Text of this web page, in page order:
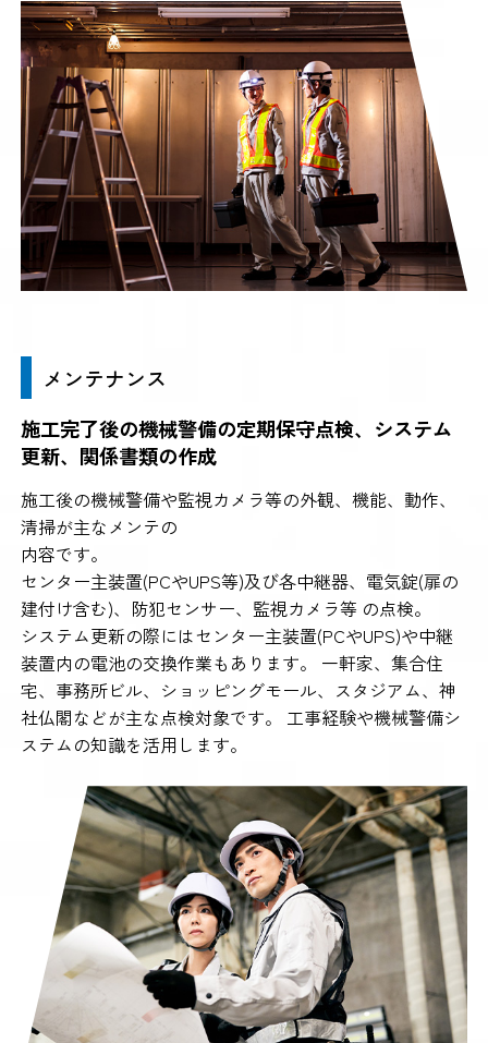
メンテナンス
施工完了後の機械警備の定期保守点検、システム
更新、関係書類の作成
施工後の機械警備や監視カメラ等の外観、機能、動作、
清掃が主なメンテの
内容です。
センター主装置(PCやUPS等)及び各中継器、電気錠(扉の
建付け含む)、防犯センサー、監視カメラ等 の点検。
システム更新の際にはセンター主装置(PCやUPS)や中継
装置内の電池の交換作業もあります。 一軒家、集合住
宅、事務所ビル、ショッピングモール、スタジアム、神
社仏閣などが主な点検対象です。 工事経験や機械警備シ
ステムの知識を活用します。